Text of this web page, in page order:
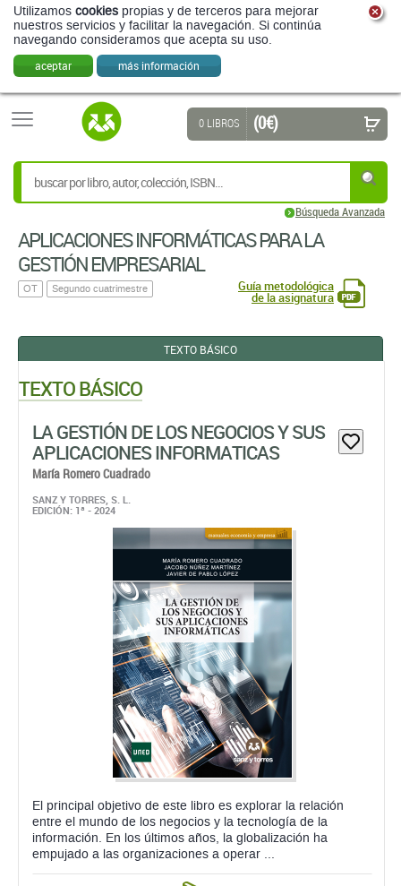
Utilizamos cookies propias y de terceros para mejorar
nuestros servicios y facilitar la navegación. Si continúa
navegando consideramos que acepta su uso.
aceptar más información
Búsqueda Avanzada
0 LIBROS (0 €)
APLICACIONES INFORMÁTICAS PARA LA
GESTIÓN EMPRESARIAL
OT Segundo cuatrimestre Guía metodológica
de la asignatura
TEXTO BÁSICO
TEXTO BÁSICO
LA GESTIÓN DE LOS NEGOCIOS Y SUS
APLICACIONES INFORMATICAS
María Romero Cuadrado
SANZ Y TORRES, S. L.
EDICIÓN: 1ª - 2024
El principal objetivo de este libro es explorar la relación
entre el mundo de los negocios y la tecnología de la
información. En los últimos años, la globalización ha
empujado a las organizaciones a operar ...